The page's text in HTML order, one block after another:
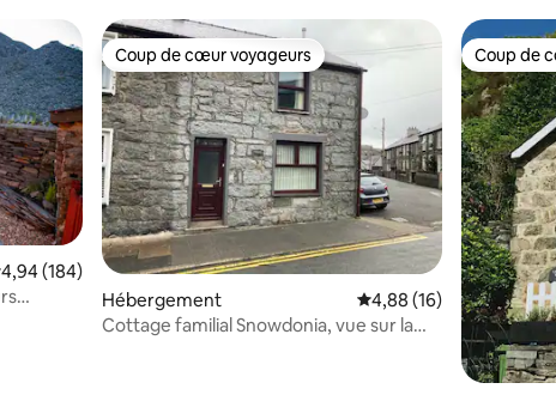
appréciés
moyenne sur la base de 184 commentaires : 4,94 sur 5
4,94 (184)
Coup de cœur voyageurs
Coup de cœur voyageurs
Hébergement Évaluation moyenne
4,88 (16)
Cottage familial Snowdonia, vue sur la
Coup de
Coup de